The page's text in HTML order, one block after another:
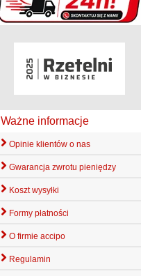
Ważne informacje
Opinie klientów o nas
Gwarancja zwrotu pieniędzy
Koszt wysyłki
Formy płatności
O firmie accipo
Regulamin